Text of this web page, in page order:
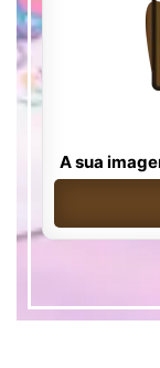
A sua